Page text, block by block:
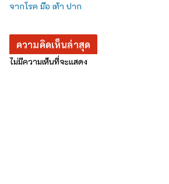
จากโรค มือ เท้า ปาก
ความคิดเห็นล่าสุด
ไม่มีความเห็นที่จะแสดง